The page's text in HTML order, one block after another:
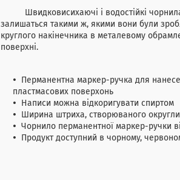
Швидковисихаючі і водостійкі
залишаться такими ж, якими вони були
круглого накінечника в металевому
поверхні.
Перманентна маркер-ручка для
пластмасових поверхонь
Написи можна відкоригувати спиртом
Ширина штриха, створюваного
Чорнило перманентної маркер-ручки
Продукт доступний в чорному,